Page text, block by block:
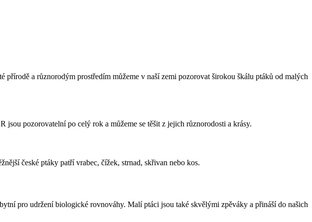
a různorodým prostředím můžeme v naší zemi pozorovat širokou škálu ptáků od malých
jsou pozorovatelní po celý rok a můžeme se těšit z jejich různorodosti a krásy.
české ptáky patří vrabec, čížek, strnad, skřivan nebo kos.
pro udržení biologické rovnováhy. Malí ptáci jsou také skvělými zpěváky a přináší do našich